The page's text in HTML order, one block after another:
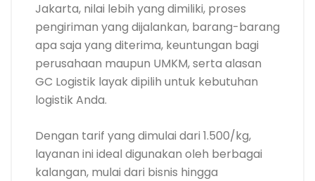
Jakarta, nilai lebih yang dimiliki, proses
pengiriman yang dijalankan, barang-barang
apa saja yang diterima, keuntungan bagi
perusahaan maupun UMKM, serta alasan
GC Logistik layak dipilih untuk kebutuhan
logistik Anda.
Dengan tarif yang dimulai dari 1.500/kg,
layanan ini ideal digunakan oleh berbagai
kalangan, mulai dari bisnis hingga